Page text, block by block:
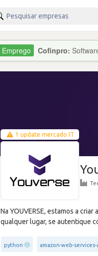
Cofinpro:
1 update mercado IT
Na YOUVERSE, estamos a
qualquer lugar, se autentique
python amazon-web-services-